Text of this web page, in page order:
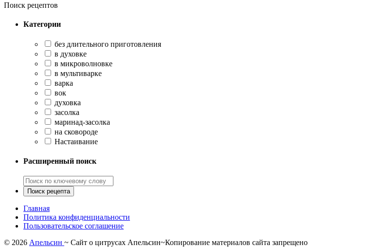
Поиск рецептов
Категории
без длительного приготовления
в духовке
в микроволновке
в мультиварке
варка
вок
духовка
засолка
маринад-засолка
на сковороде
Настаивание
Расширенный поиск
Главная
Политика конфиденциальности
Пользовательское соглашение
© 2026 Апельсин ~ Сайт о цитрусах Апельсин~Копирование материалов сайта запрещено